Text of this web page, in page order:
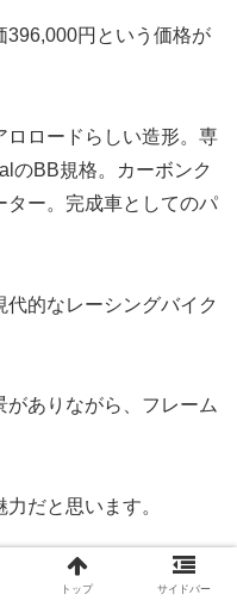
396,000円という価格が
ロロードらしい造形。専
のBB規格。カーボンク
ター。完成車としてのパ
的なレーシングバイク
ありながら、フレーム
だと思います。
トップ サイドバー